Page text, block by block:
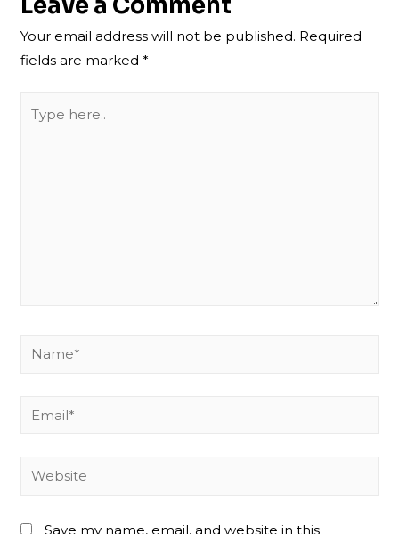
Your email address will not be published. Required
fields are marked*
here..
Name*
Email*
Website
Save my name, email, and website in this